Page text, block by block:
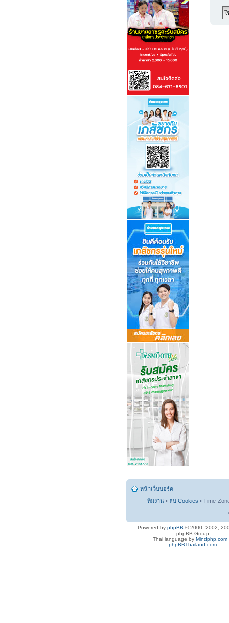
หน้าเว็บบอร์ด
ทีมงาน • ลบ Cookies • Time-
Powered by phpBB © 2000, 2002,
phpBB Group
Thai language by Mindphp.com
phpBBThailand.com